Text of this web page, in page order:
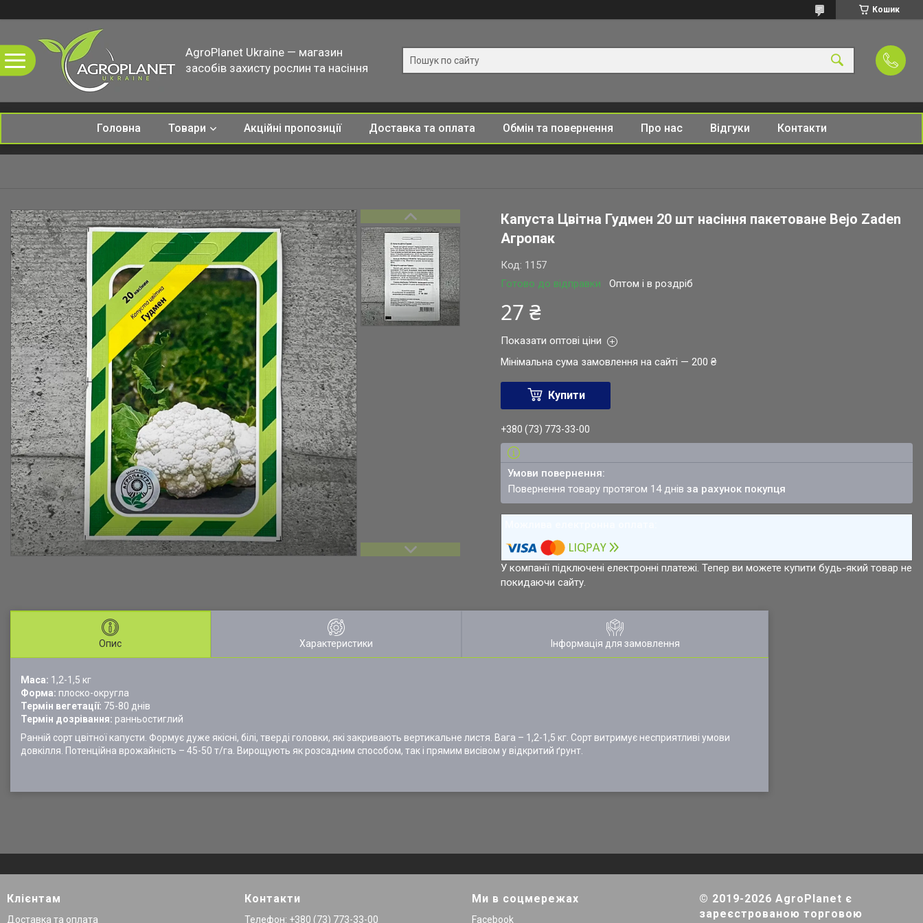
Кошик
AgroPlanet Ukraine — магазин
засобів захисту рослин та насіння
Головна Товари Акційні пропозиції Доставка та оплата Обмін та повернення Про нас Відгуки Контакти
Капуста Цвітна Гудмен 20 шт насіння пакетоване Bejo Zaden
Агропак
Готово до відправки Оптом і в роздріб
Код: 1157
27 ₴
Показати оптові ціни
Мінімальна сума замовлення на сайті — 200 ₴
Купити
+380 (73) 773-33-00
повернення товару протягом 14 днівза рахунок покупця
У компанії підключені електронні платежі. Тепер ви можете купити будь-який товар не
покидаючи сайту.
Опис Характеристики Інформація для замовлення
Маса: 1,2-1,5 кг
Форма: плоско-округла
Термін вегетації: 75-80 днів
Термін дозрівання: ранньостиглий
Ранній сорт цвітної капусти. Формує дуже якісні, білі, тверді головки, які закривають вертикальне листя. Вага – 1,2-1,5 кг. Сорт витримує несприятливі умови
довкілля. Потенційна врожайність – 45-50 т/га. Вирощують як розсадним способом, так і прямим висівом у відкритий ґрунт.
Клієнтам
Доставка та оплата
Контакти
Телефон: +380 (73) 773-33-00
Ми в соцмережах
Facebook
© 2019-2026 AgroPlanet є
зареєстрованою торговою